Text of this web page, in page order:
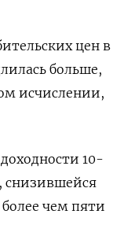
цен в
больше,
исчислении,
10-
снизившейся
чем пяти